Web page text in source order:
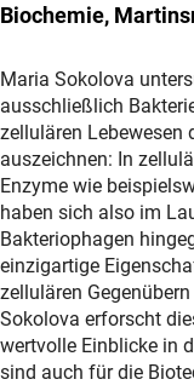
Biochemie,
Maria Sokolova
ausschließlich
zellulären Lebewesen
auszeichnen: In
Enzyme wie
haben sich also im
Bakteriophagen
einzigartige
zellulären
Sokolova erforscht
wertvolle Einblicke in
sind auch für die